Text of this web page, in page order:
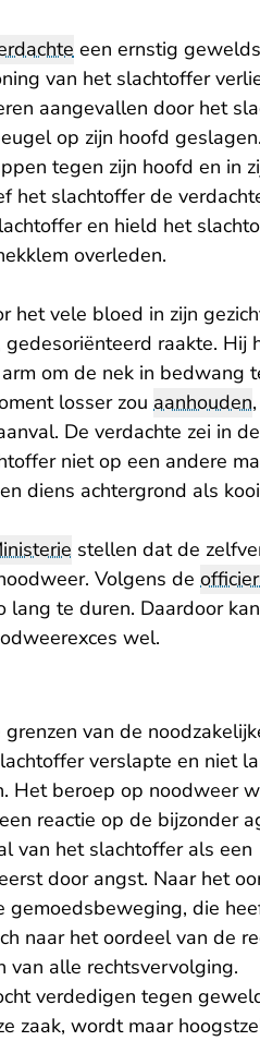
een ernstig
van het slachtoffer
aangevallen door het
op zijn hoofd
tegen zijn hoofd en in
het slachtoffer de
en hield het
overleden.
het vele bloed in zijn
raakte. Hij
om de nek in bedwang
losser zou aanhouden
De verdachte zei in de
niet op een andere
diens achtergrond als
stellen dat de
Volgens de
te duren. Daardoor
wel.
van de
verslapte en niet
Het beroep op noodweer
reactie op de bijzonder
van het slachtoffer als een
door angst. Naar het
gemoedsbeweging, die
naar het oordeel van de
van alle rechtsvervolging.
verdedigen tegen
zaak, wordt maar